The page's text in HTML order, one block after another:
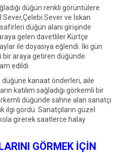
düğün renkli görüntülere
Sever,Çelebi Sever ve İskan
düğün alanı girişinde
gelen davetliler Kürtçe
ile doyasıya eğlendi. İki gün
araya getiren düğünde
edildi.
düğüne kanaat önderleri, aile
katılım sağladığı görkemli bir
düğünde sahne alan sanatçı
gördü. Sanatçıların güzel
girerek saatlerce halay
GÖRMEK İÇİN